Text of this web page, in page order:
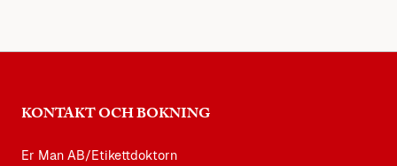
KONTAKT OCH BOKNING
Er Man AB/Etikettdoktorn